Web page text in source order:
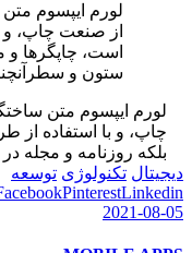
لورم ایپسوم متن
از صنعت چاپ، و
است، چاپگرها و
ستون و
لورم ایپسوم متن
چاپ، و با استفاده از
بلکه روزنامه و مجله
دیجیتال تکنولوژی توسعه
FacebookPinterestLinkedin
2021-08-05